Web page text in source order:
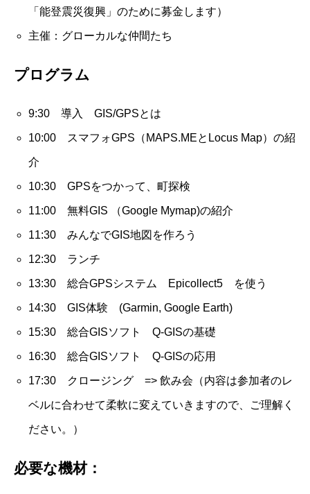
「能登震災復興」のために募金します）
主催：グローカルな仲間たち
プログラム
9:30 導入 GIS/GPSとは
10:00 スマフォGPS（MAPS.MEとLocus Map）の紹
介
10:30 GPSをつかって、町探検
11:00 無料GIS （Google Mymap)の紹介
11:30 みんなでGIS地図を作ろう
12:30 ランチ
13:30 総合GPSシステム Epicollect5 を使う
14:30 GIS体験 (Garmin, Google Earth)
15:30 総合GISソフト Q-GISの基礎
16:30 総合GISソフト Q-GISの応用
17:30 クロージング => 飲み会（内容は参加者のレ
ベルに合わせて柔軟に変えていきますので、ご理解く
ださい。）
必要な機材：